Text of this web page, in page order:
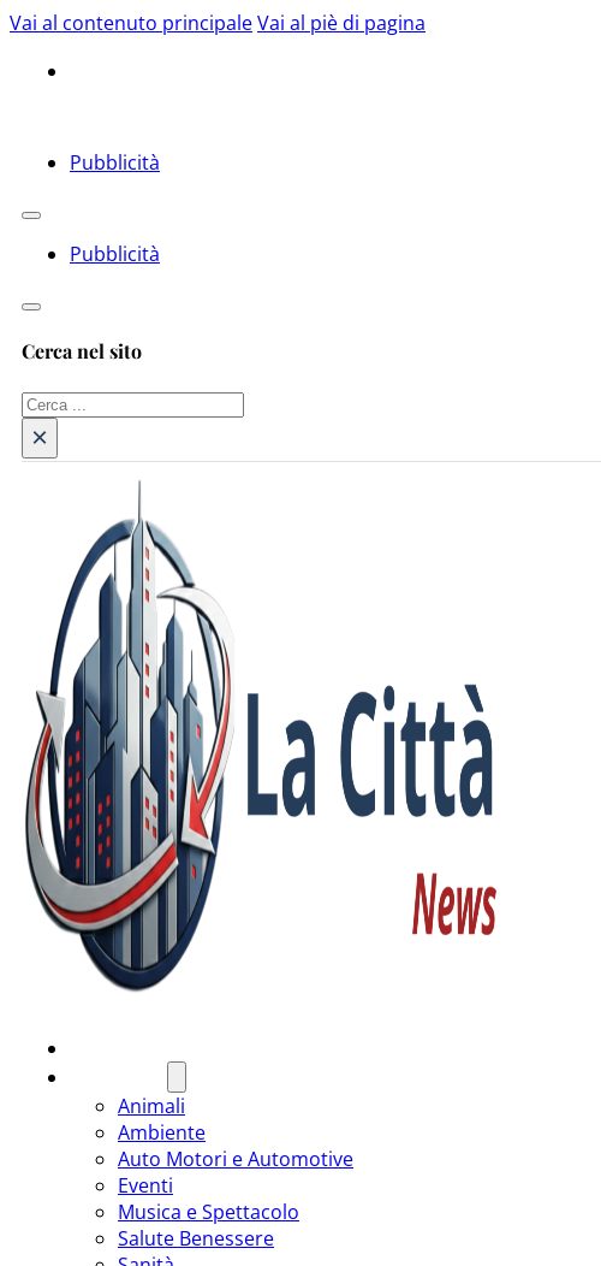
Vai al contenuto principaleVai al piè di pagina
Pubblicità
Pubblicità
Cerca nel sito
Cerca
×
Animali
Ambiente
Auto Motori e Automotive
Eventi
Musica e Spettacolo
Salute Benessere